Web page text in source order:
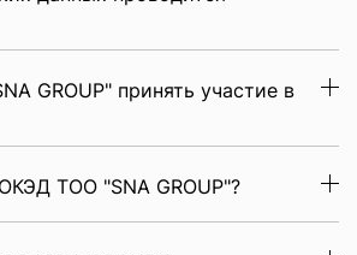
GROUP" принять участие в
ТОО "SNA GROUP"?